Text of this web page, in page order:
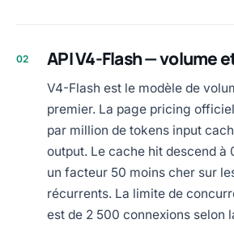
02 API V4-Flash — volume
V4-Flash est le modèle de
premier. La page pricing
par million de tokens input
output. Le cache hit descend à
un facteur 50 moins cher sur
récurrents. La limite de
est de 2 500 connexions selon